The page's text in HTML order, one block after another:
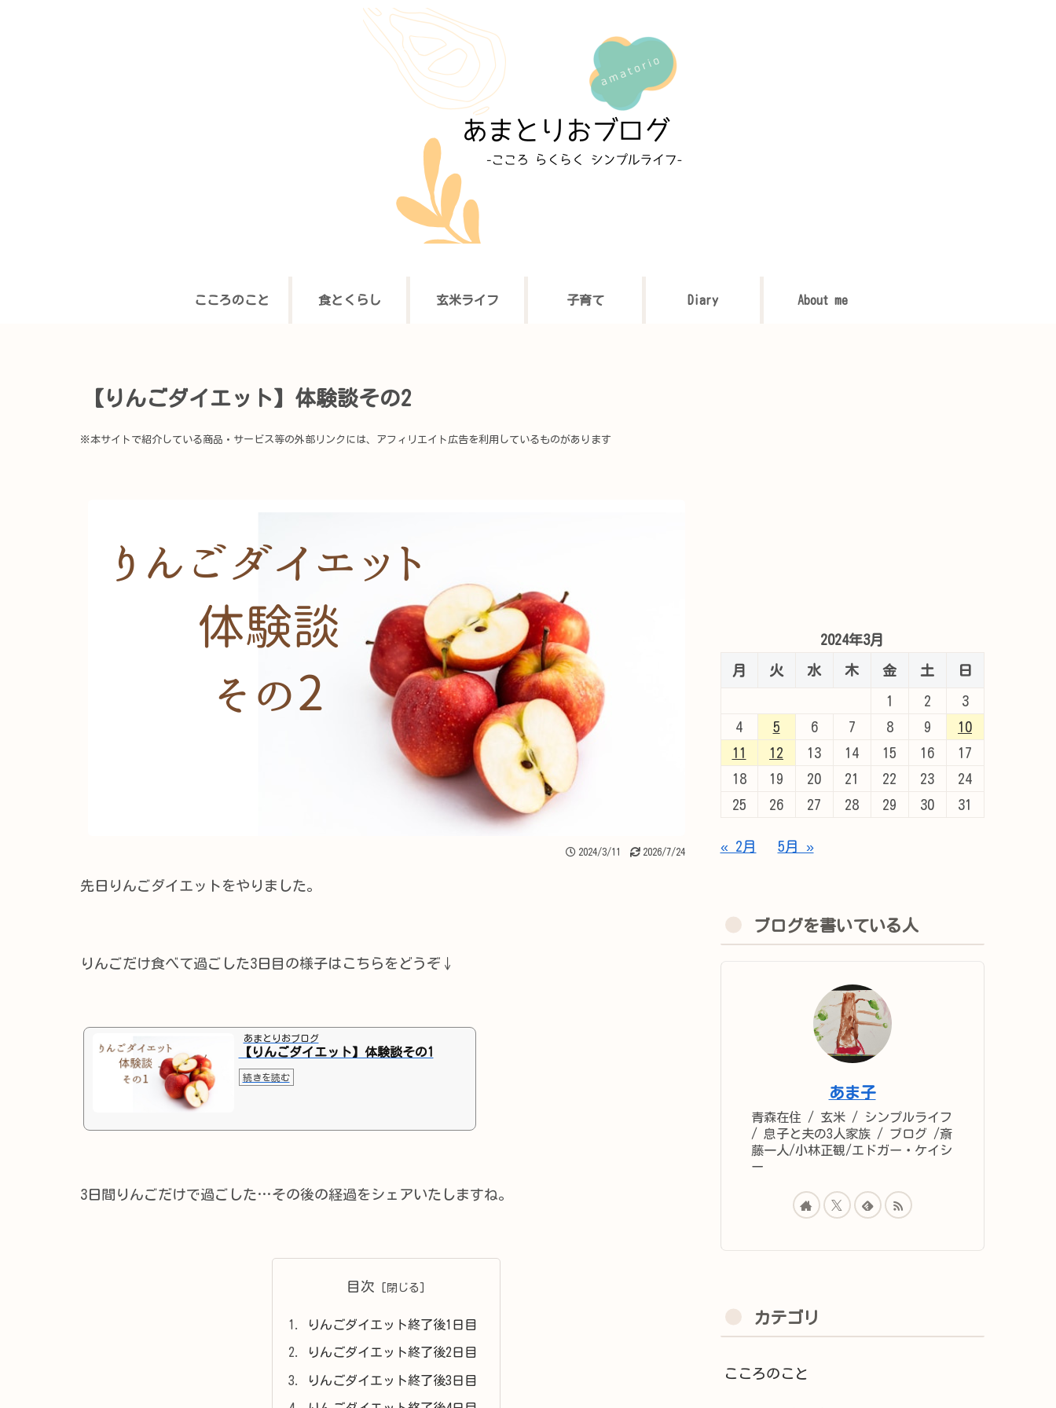
こころのこと 食とくらし 玄米ライフ 子育て Diary About me
【りんごダイエット】体験談その2
※本サイトで紹介している商品・サービス等の外部リンクには、アフィリエイト広告を利用しているものがあります
2024/3/11 2026/7/24
先日りんごダイエットをやりました。
りんごだけ食べて過ごした3日目の様子はこちらをどうぞ↓
あまとりおブログ
【りんごダイエット】体験談その1
続きを読む
3日間りんごだけで過ごした…その後の経過をシェアいたしますね。
目次
りんごダイエット終了後1日目
りんごダイエット終了後2日目
りんごダイエット終了後3日目
2024年3月
月 火 水 木 金 土 日
1 2
3
4
5 6 7 8 9
10
11
12 13 14 15 16
17
18
19 20 21 22 23
24
25
26 27 28 29 30 31
« 2月 5月 »
ブログを書いている人
あま子
青森在住 / 玄米 / シンプルライフ
/ 息子と夫の3人家族 / ブログ /斎
藤一人/小林正観/エドガー・ケイシ
ー
カテゴリ
こころのこと